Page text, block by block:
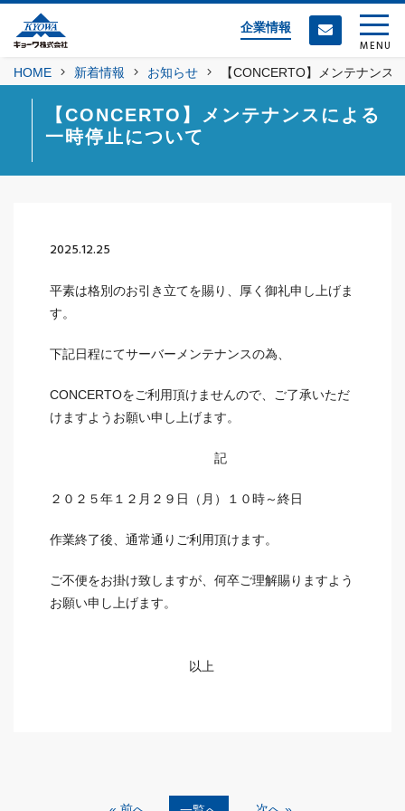
企業情報
MENU
HOME 新着情報 お知らせ 【CONCERTO】メンテナンス
【CONCERTO】メンテナンスによる
一時停止について
2025.12.25
平素は格別のお引き立てを賜り、厚く御礼申し上げま
す。
下記日程にてサーバーメンテナンスの為、
CONCERTOをご利用頂けませんので、ご了承いただ
けますようお願い申し上げます。
記
２０２５年１２月２９日（月）１０時～終日
作業終了後、通常通りご利用頂けます。
ご不便をお掛け致しますが、何卒ご理解賜りますよう
お願い申し上げます。
以上